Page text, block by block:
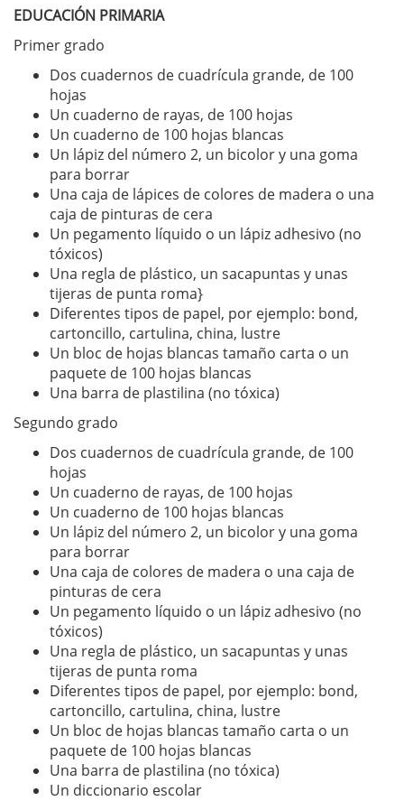
EDUCACIÓN PRIMARIA
Primer grado
Dos cuadernos de cuadrícula grande, de 100
hojas
Un cuaderno de rayas, de 100 hojas
Un cuaderno de 100 hojas blancas
Un lápiz del número 2, un bicolor y una goma
para borrar
Una caja de lápices de colores de madera o una
caja de pinturas de cera
Un pegamento líquido o un lápiz adhesivo (no
tóxicos)
Una regla de plástico, un sacapuntas y unas
tijeras de punta roma}
Diferentes tipos de papel, por ejemplo: bond,
cartoncillo, cartulina, china, lustre
Un bloc de hojas blancas tamaño carta o un
paquete de 100 hojas blancas
Una barra de plastilina (no tóxica)
Segundo grado
Dos cuadernos de cuadrícula grande, de 100
hojas
Un cuaderno de rayas, de 100 hojas
Un cuaderno de 100 hojas blancas
Un lápiz del número 2, un bicolor y una goma
para borrar
Una caja de colores de madera o una caja de
pinturas de cera
Un pegamento líquido o un lápiz adhesivo (no
tóxicos)
Una regla de plástico, un sacapuntas y unas
tijeras de punta roma
Diferentes tipos de papel, por ejemplo: bond,
cartoncillo, cartulina, china, lustre
Un bloc de hojas blancas tamaño carta o un
paquete de 100 hojas blancas
Una barra de plastilina (no tóxica)
Un diccionario escolar